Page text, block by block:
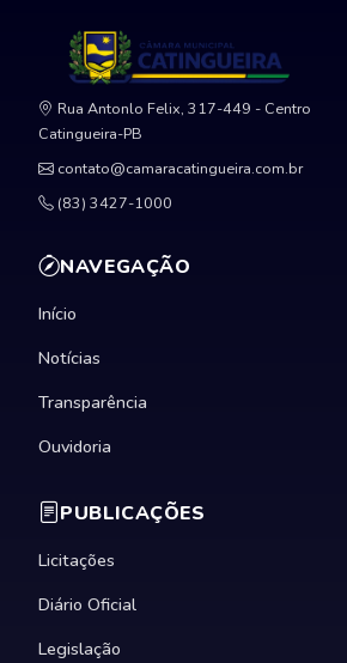
Rua Antonlo Felix, 317-449 - Centro
Catingueira-PB
contato@camaracatingueira.com.br
(83) 3427-1000
NAVEGAÇÃO
Início
Notícias
Transparência
Ouvidoria
PUBLICAÇÕES
Licitações
Diário Oficial
Legislação